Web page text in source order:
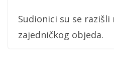
Sudionici su se razišli
zajedničkog objeda.